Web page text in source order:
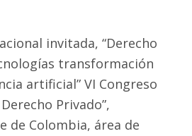
invitada, “Derecho
transformación
artificial” VI Congreso
Privado”,
de Colombia, área de